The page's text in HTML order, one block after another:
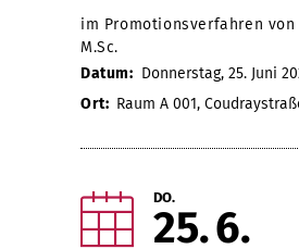
im Promotionsverfahren von
M.Sc.
Datum: Donnerstag, 25. Juni
Ort: Raum A 001,
DO.
25 6